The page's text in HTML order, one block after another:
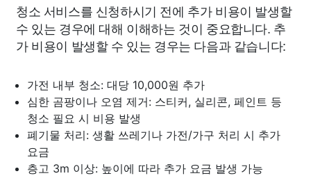
청소 서비스를 신청하시기 전에 추가 비용이 발생할
수 있는 경우에 대해 이해하는 것이 중요합니다. 추
가 비용이 발생할 수 있는 경우는 다음과 같습니다:
가전 내부 청소: 대당 10,000원 추가
심한 곰팡이나 오염 제거: 스티커, 실리콘, 페인트 등
청소 필요 시 비용 발생
폐기물 처리: 생활 쓰레기나 가전/가구 처리 시 추가
요금
층고 3m 이상: 높이에 따라 추가 요금 발생 가능